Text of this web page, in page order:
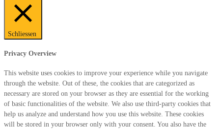
Schliessen
Privacy Overview
This website uses cookies to improve your experience while you navigate
through the website. Out of these, the cookies that are categorized as
necessary are stored on your browser as they are essential for the working
of basic functionalities of the website. We also use third-party cookies that
help us analyze and understand how you use this website. These cookies
will be stored in your browser only with your consent. You also have the